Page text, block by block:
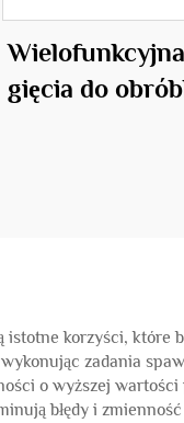
gięcia do
istotne korzyści,
zadania
o wyższej
błędy i